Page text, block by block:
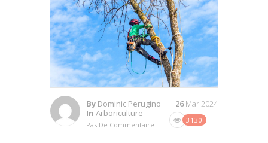
By Dominic Perugino
In Arboriculture
Pas De Commentaire
3130
26Mar 2024